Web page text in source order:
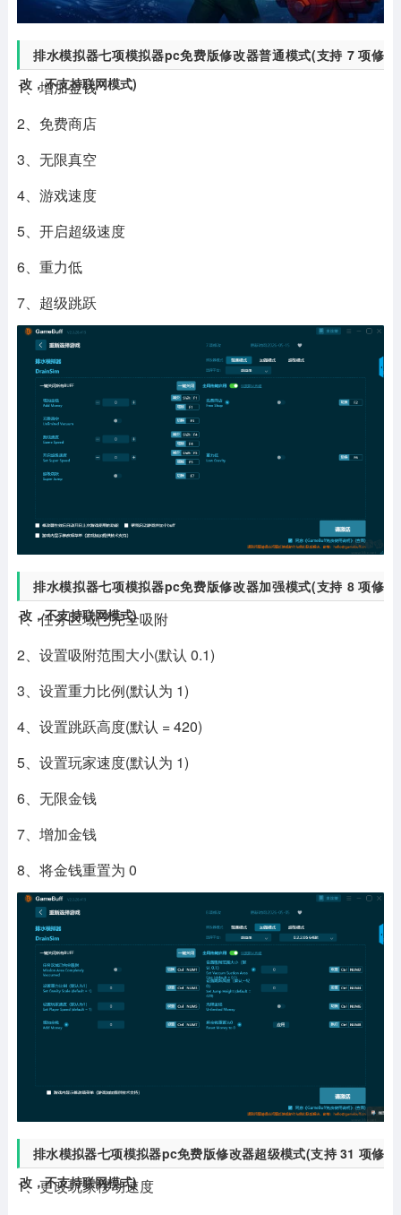
排水模拟器七项模拟器pc免费版修改器普通模式(支持 7 项修
改，不支持联网模式)
1、增加金钱
2、免费商店
3、无限真空
4、游戏速度
5、开启超级速度
6、重力低
7、超级跳跃
排水模拟器七项模拟器pc免费版修改器加强模式(支持 8 项修
改，不支持联网模式)
1、任务区域已完全吸附
2、设置吸附范围大小(默认 0.1)
3、设置重力比例(默认为 1)
4、设置跳跃高度(默认 = 420)
5、设置玩家速度(默认为 1)
6、无限金钱
7、增加金钱
8、将金钱重置为 0
排水模拟器七项模拟器pc免费版修改器超级模式(支持 31 项修
改，不支持联网模式)
1、更改玩家移动速度